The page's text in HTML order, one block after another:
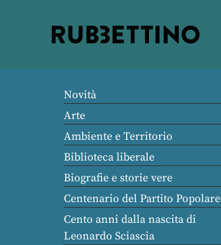
Novità
Arte
Ambiente e Territorio
Biblioteca liberale
Biografie e storie vere
Centenario del Partito Popolare
Cento anni dalla nascita di
Leonardo Sciascia